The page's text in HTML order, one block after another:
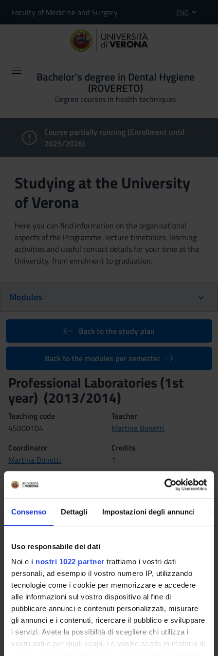
Consenso Dettagli Impostazioni degli annunci
Uso responsabile dei dati
Noi e i nostri 1022 partner trattiamo i vostri dati
personali, ad esempio il vostro numero IP, utilizzando
tecnologie come i cookie per memorizzare e accedere
alle informazioni sul vostro dispositivo al fine di
pubblicare annunci e contenuti personalizzati, misurare
gli annunci e i contenuti, ricercare il pubblico e sviluppare
i servizi. Avete la possibilità di scegliere chi utilizza i
vostri dati e per quali scopi. Le vostre scelte in materia di
Faculty of Medicine and Surgery ENG
Bachelor's degree in Dental Hygiene
(ROVERETO)
Degree courses in health techniques
Course partially running (Enrollment until
2025/2026)
Studying at the University
of Verona
Here you can find information on the organisational
aspects of the Programme, lecture timetables, learning
activities and useful contact details for your time at the
University, from enrolment to graduation.
Modules
Back to the study plan
Back to the modules per semester
Professional Laboratories (1st
year) (2013/2014)
Teaching code
4S000104
Teacher
Martina Bonetti
Coordinator
Martina Bonetti
Credits
1
Language
Italian
Scientific Disciplinary Sector (SSD)
MED/50 - APPLIED MEDICAL TECHNOLOGY AND
Lez ID 1 e 2 SEMESTRE dal Oct 1, 2013 al Apr 4, 2014.
Seminars 0
Learning outcomes
Il corso si propone di educare criticamente lo studente ai
protocolli di prevenzione di trasmissioni delle infezioni e alla